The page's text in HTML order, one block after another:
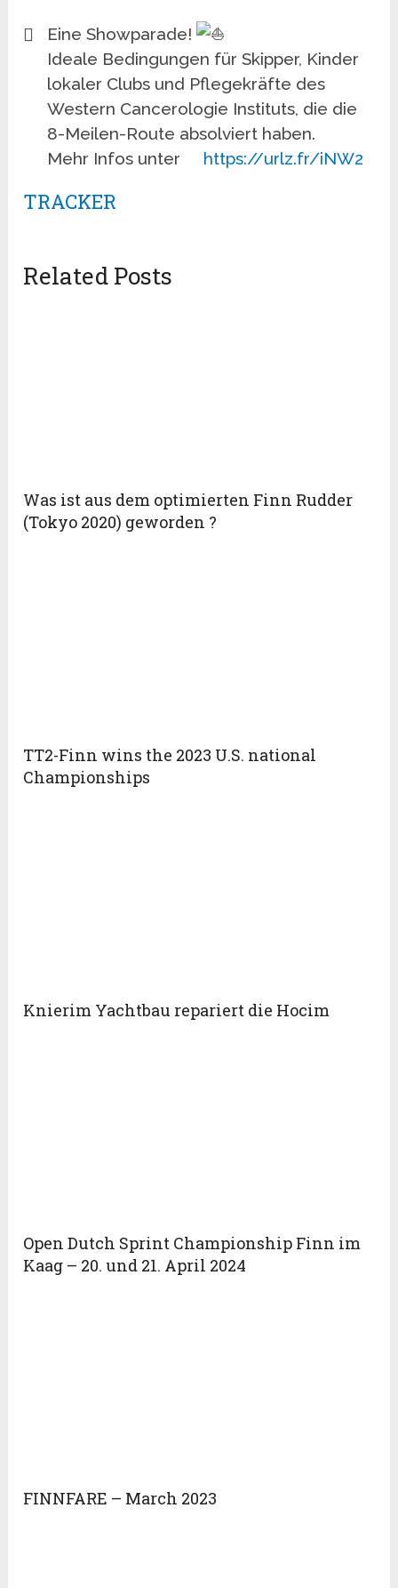
Eine Showparade!
Ideale Bedingungen für Skipper, Kinder
lokaler Clubs und Pflegekräfte des
Western Cancerologie Instituts, die die
8-Meilen-Route absolviert haben.
Mehr Infos unter
https://urlz.fr/iNW2
TRACKER
Related Posts
Was ist aus dem optimierten Finn Rudder
(Tokyo 2020) geworden ?
TT2-Finn wins the 2023 U.S. national
Championships
Knierim Yachtbau repariert die Hocim
Open Dutch Sprint Championship Finn im
Kaag – 20. und 21. April 2024
FINNFARE – March 2023